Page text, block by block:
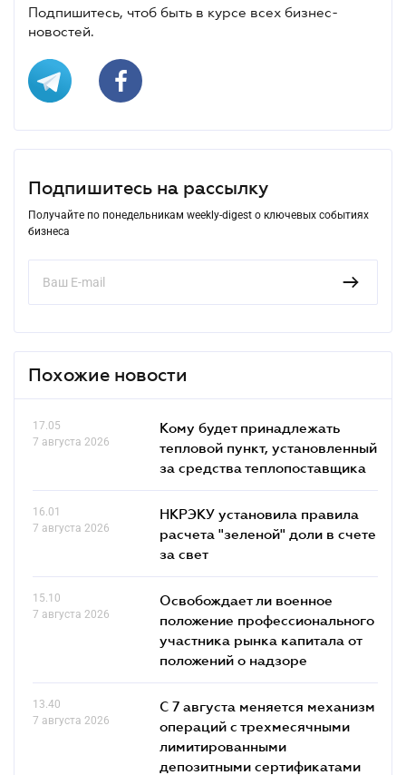
Подпишитесь, чтоб быть в курсе всех бизнес-
новостей.
Подпишитесь на рассылку
Получайте по понедельникам weekly-digest о ключевых событиях
бизнеса
Похожие новости
17.05
7 августа 2026
Кому будет принадлежать
тепловой пункт, установленный
за средства теплопоставщика
16.01
7 августа 2026
НКРЭКУ установила правила
расчета "зеленой" доли в счете
за свет
15.10
7 августа 2026
Освобождает ли военное
положение профессионального
участника рынка капитала от
положений о надзоре
13.40
7 августа 2026
С 7 августа меняется механизм
операций с трехмесячными
лимитированными
депозитными сертификатами